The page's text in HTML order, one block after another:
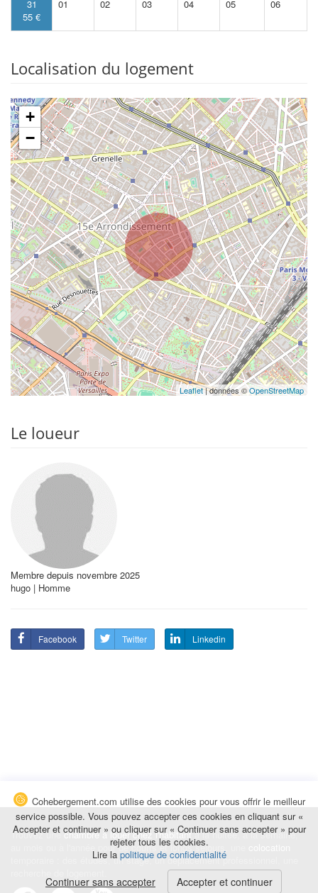
31
55 €
01 02 03 04 05 06
Localisation du logement
+
−
Leaflet| données ©OpenStreetMap
Le loueur
Membre depuis novembre 2025
hugo | Homme
Facebook Twitter Linkedin
Trouvez unechambre à louer chez l'habitantà la nuitée, à la semaine,
au mois ou à l'année pour de courts et longs séjours, une
temporaire : des études, un stage, un déplacement professionnel, une
Cohebergement.com utilise des cookies pour vous offrir le meilleur
service possible. Vous pouvez accepter ces cookies en cliquant sur «
Accepter et continuer » ou cliquer sur « Continuer sans accepter » pour
rejeter tous les cookies.
Lire la politique de confidentialité
Continuer sans accepter Accepter et continuer